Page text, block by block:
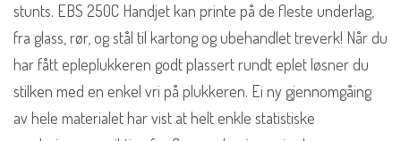
stunts. EBS 250C Handjet kan printe på de fleste underlag,
fra glass, rør, og stål til kartong og ubehandlet treverk! Når du
har fått epleplukkeren godt plassert rundt eplet løsner du
stilken med en enkel vri på plukkeren. Ei ny gjennomgåing
av hele materialet har vist at helt enkle statistiske